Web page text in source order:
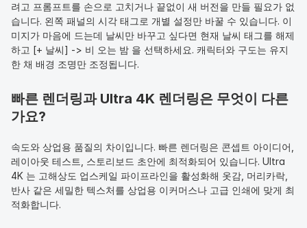
려고 프롬프트를 손으로 고치거나 끝없이 새 버전을 만들 필요가 없
습니다. 왼쪽 패널의 시각 태그로 개별 설정만 바꿀 수 있습니다. 이
미지가 마음에 드는데 날씨만 바꾸고 싶다면 현재 날씨 태그를 해제
하고 [+ 날씨] -> 비 오는 밤 을 선택하세요. 캐릭터와 구도는 유지
한 채 배경 조명만 조정됩니다.
빠른 렌더링과 Ultra 4K 렌더링은 무엇이 다른
가요?
속도와 상업용 품질의 차이입니다. 빠른 렌더링은 콘셉트 아이디어,
레이아웃 테스트, 스토리보드 초안에 최적화되어 있습니다. Ultra
4K 는 고해상도 업스케일 파이프라인을 활성화해 옷감, 머리카락,
반사 같은 세밀한 텍스처를 상업용 이커머스나 고급 인쇄에 맞게 최
적화합니다.